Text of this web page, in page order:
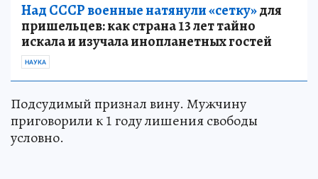
Над СССР военные натянули «сетку»для
пришельцев: как страна 13 лет тайно
искала и изучала инопланетных гостей
НАУКА
Подсудимый признал вину. Мужчину
приговорили к 1 году лишения свободы
условно.